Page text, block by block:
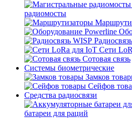
радиомосты
Сети
Сотовая связь
Системы биометрические
Замков
Сейфов
Средства радиосвязи
батареи для раций